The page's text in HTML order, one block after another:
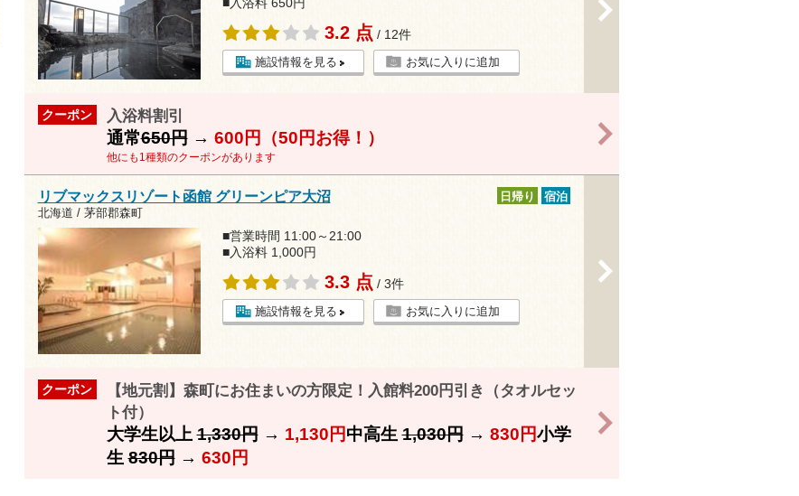
3.2 点 / 12件
施設情報を見る お気に入りに追加
クーポン 入浴料割引
通常650円→ 600円（50円お得！）
他にも1種類のクーポンがあります
リブマックスリゾート函館 グリーンピア大沼
北海道 / 茅部郡森町
日帰り 宿泊
■営業時間 11:00～21:00
■入浴料 1,000円
3.3 点 / 3件
施設情報を見る お気に入りに追加
クーポン
【地元割】森町にお住まいの方限定！入館料200円引き（タオルセッ
ト付）
大学生以上1,330円→ 1,130円中高生1,030円→ 830円小学
生830円→ 630円
>